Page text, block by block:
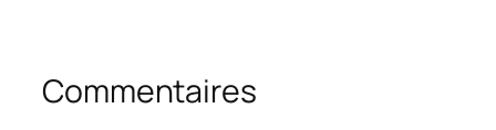
Commentaires